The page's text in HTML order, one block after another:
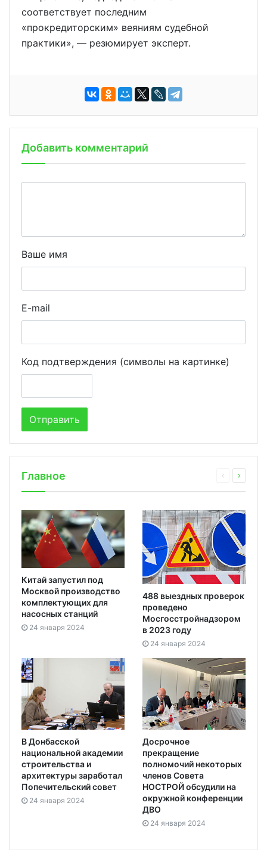
соответствует последним
«прокредиторским» веяниям судебной
практики», — резюмирует эксперт.
Добавить комментарий
Ваше имя
E-mail
Код подтверждения (символы на картинке)
Главное
Китай запустил под
Москвой производство
комплектующих для
насосных станций
24 января 2024
488 выездных проверок
проведено
Мосгосстройнадзором
в 2023 году
24 января 2024
В Донбасской
национальной академии
строительства и
архитектуры заработал
Попечительский совет
24 января 2024
Досрочное
прекращение
полномочий некоторых
членов Совета
НОСТРОЙ обсудили на
окружной конференции
ДВО
24 января 2024